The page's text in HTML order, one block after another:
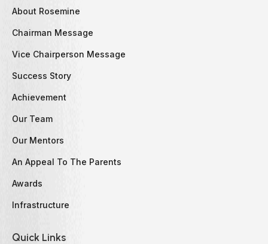
About Rosemine
Chairman Message
Vice Chairperson Message
Success Story
Achievement
Our Team
Our Mentors
An Appeal To The Parents
Awards
Infrastructure
Quick Links